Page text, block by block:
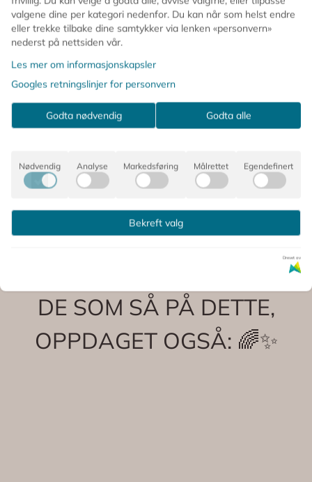
🎈 Kan fylles med luft eller helium
🧃 Sugerør følger med for enkel oppblåsing
📏 Ca 57 x 42 cm ferdig oppblåst
🌲 Perfekt til dyretema og naturinspirert bursdag
✨ Skaper en koselig og leken feststemning
Kommentarer
DE SOM SÅ PÅ DETTE,
OPPDAGET OGSÅ: 🌈✨
valgene dine per kategori nedenfor. Du kan når som helst endre
eller trekke tilbake dine samtykker via lenken «personvern»
nederst på nettsiden vår.
Les mer om informasjonskapsler
Googles retningslinjer for personvern
Godta nødvendig Godta alle
Nødvendig Analyse Markedsføring Målrettet Egendefinert
Bekreft valg
Drevet av